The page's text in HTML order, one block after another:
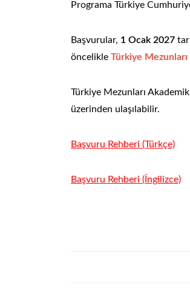
Programa Türkiye
Başvurular, 1 Ocak 2027
öncelikle Türkiye Mezunları
Türkiye Mezunları
üzerinden ulaşılabilir.
Başvuru Rehberi (Türkçe)
Başvuru Rehberi (İngilizce)